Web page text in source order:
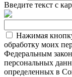
Введите текст с
Нажимая
обработку моих
Федеральным
персональных
определенных в